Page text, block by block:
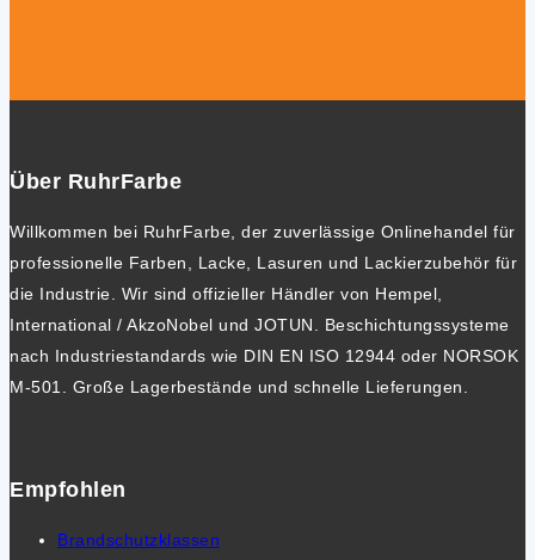
Über RuhrFarbe
Willkommen bei RuhrFarbe, der zuverlässige Onlinehandel für
professionelle Farben, Lacke, Lasuren und Lackierzubehör für
die Industrie. Wir sind offizieller Händler von Hempel,
International / AkzoNobel und JOTUN. Beschichtungssysteme
nach Industriestandards wie DIN EN ISO 12944 oder NORSOK
M-501. Große Lagerbestände und schnelle Lieferungen.
Empfohlen
Brandschutzklassen